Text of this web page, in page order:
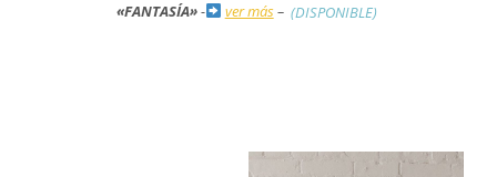
«FANTASÍA»- ver más– (DISPONIBLE)